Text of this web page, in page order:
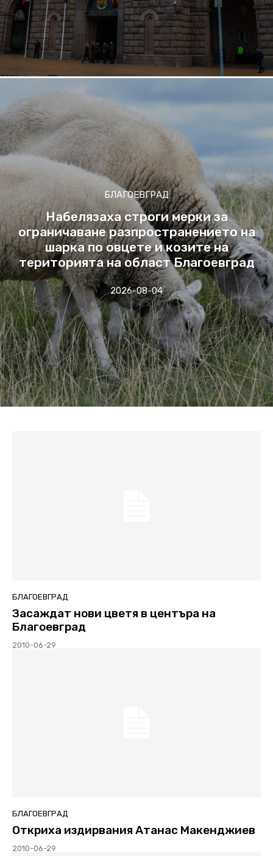
БЛАГОЕВГРАД
Набелязаха строги мерки за
ограничаване разпространението на
шарка по овцете и козите на
територията на област Благоевград
2026-08-04
БЛАГОЕВГРАД
Засаждат нови цветя в центъра на
Благоевград
2010-06-29
БЛАГОЕВГРАД
Откриха издирвания Атанас Макенджиев
2010-06-29